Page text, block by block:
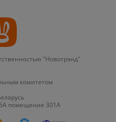
"Новотрэнд"
комитетом
помещение 301А